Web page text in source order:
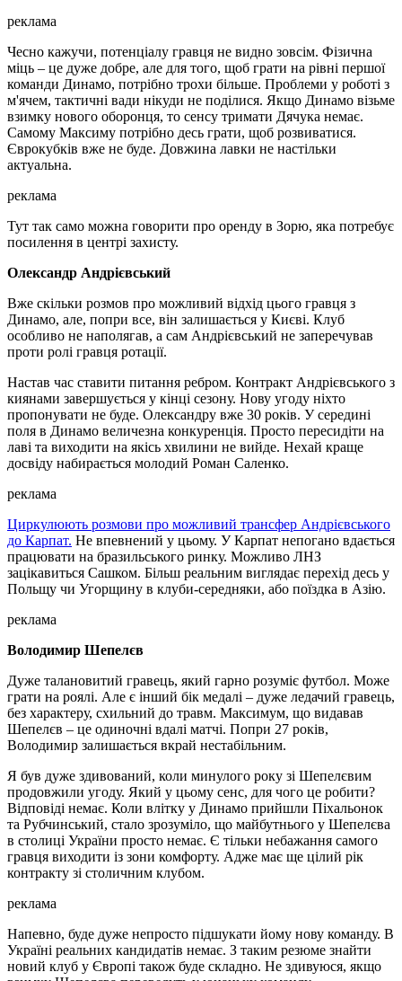
реклама
Чесно кажучи, потенціалу гравця не видно зовсім. Фізична
міць – це дуже добре, але для того, щоб грати на рівні першої
команди Динамо, потрібно трохи більше. Проблеми у роботі з
м'ячем, тактичні вади нікуди не поділися. Якщо Динамо візьме
взимку нового оборонця, то сенсу тримати Дячука немає.
Самому Максиму потрібно десь грати, щоб розвиватися.
Єврокубків вже не буде. Довжина лавки не настільки
актуальна.
реклама
Тут так само можна говорити про оренду в Зорю, яка потребує
посилення в центрі захисту.
Олександр Андрієвський
Вже скільки розмов про можливий відхід цього гравця з
Динамо, але, попри все, він залишається у Києві. Клуб
особливо не наполягав, а сам Андрієвський не заперечував
проти ролі гравця ротації.
Настав час ставити питання ребром. Контракт Андрієвського з
киянами завершується у кінці сезону. Нову угоду ніхто
пропонувати не буде. Олександру вже 30 років. У середині
поля в Динамо величезна конкуренція. Просто пересидіти на
лаві та виходити на якісь хвилини не вийде. Нехай краще
досвіду набирається молодий Роман Саленко.
реклама
Циркулюють розмови про можливий трансфер Андрієвського
до Карпат. Не впевнений у цьому. У Карпат непогано вдається
працювати на бразильського ринку. Можливо ЛНЗ
зацікавиться Сашком. Більш реальним виглядає перехід десь у
Польщу чи Угорщину в клуби-середняки, або поїздка в Азію.
реклама
Володимир Шепелєв
Дуже талановитий гравець, який гарно розуміє футбол. Може
грати на роялі. Але є інший бік медалі – дуже ледачий гравець,
без характеру, схильний до травм. Максимум, що видавав
Шепелєв – це одиночні вдалі матчі. Попри 27 років,
Володимир залишається вкрай нестабільним.
Я був дуже здивований, коли минулого року зі Шепелєвим
продовжили угоду. Який у цьому сенс, для чого це робити?
Відповіді немає. Коли влітку у Динамо прийшли Піхальонок
та Рубчинський, стало зрозуміло, що майбутнього у Шепелєва
в столиці України просто немає. Є тільки небажання самого
гравця виходити із зони комфорту. Адже має ще цілий рік
контракту зі столичним клубом.
реклама
Напевно, буде дуже непросто підшукати йому нову команду. В
Україні реальних кандидатів немає. З таким резюме знайти
новий клуб у Європі також буде складно. Не здивуюся, якщо